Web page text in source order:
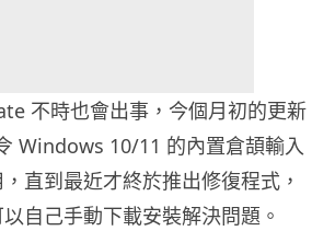
不時也會出事，今個月初的更新
Windows 10/11 的內置倉頡輸入
直到最近才終於推出修復程式，
自己手動下載安裝解決問題。